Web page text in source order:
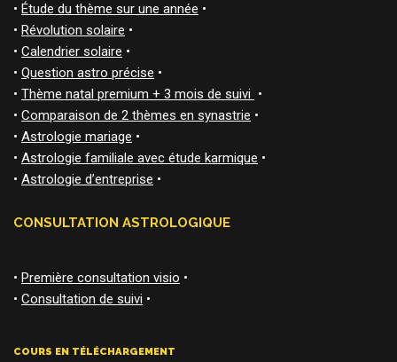
• Étude du thème sur une année •
• Révolution solaire •
• Calendrier solaire •
• Question astro précise •
• Thème natal premium + 3 mois de suivi •
• Comparaison de 2 thèmes en synastrie •
• Astrologie mariage •
• Astrologie familiale avec étude karmique •
• Astrologie d’entreprise •
CONSULTATION ASTROLOGIQUE
• Première consultation visio •
• Consultation de suivi •
COURS EN TÉLÉCHARGEMENT